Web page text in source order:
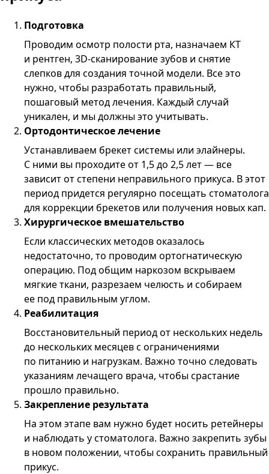
Подготовка
Проводим осмотр полости рта, назначаем КТ
и рентген, 3D-сканирование зубов и снятие
слепков для создания точной модели. Все это
нужно, чтобы разработать правильный,
пошаговый метод лечения. Каждый случай
уникален, и мы должны это учитывать.
Ортодонтическое лечение
Устанавливаем брекет системы или элайнеры.
С ними вы проходите от 1,5 до 2,5 лет — все
зависит от степени неправильного прикуса. В этот
период придется регулярно посещать стоматолога
для коррекции брекетов или получения новых кап.
Хирургическое вмешательство
Если классических методов оказалось
недостаточно, то проводим ортогнатическую
операцию. Под общим наркозом вскрываем
мягкие ткани, разрезаем челюсть и собираем
ее под правильным углом.
Реабилитация
Восстановительный период от нескольких недель
до нескольких месяцев с ограничениями
по питанию и нагрузкам. Важно точно следовать
указаниям лечащего врача, чтобы срастание
прошло правильно.
Закрепление результата
На этом этапе вам нужно будет носить ретейнеры
и наблюдать у стоматолога. Важно закрепить зубы
в новом положении, чтобы сохранить правильный
прикус.